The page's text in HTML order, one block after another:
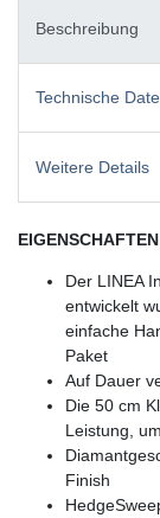
Beschreibung
Technische
Weitere Details
EIGENSCHAFTEN
Der LINEA
entwickelt
einfache
Paket
Auf Dauer
Die 50 cm
Leistung,
Finish